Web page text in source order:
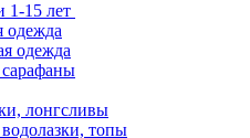
1-15 лет
одежда
одежда
лонгсливы
топы